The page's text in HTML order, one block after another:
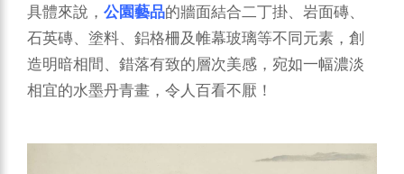
具體來說， 公園藝品的牆面結合二丁掛、岩面磚、
石英磚、塗料、鋁格柵及帷幕玻璃等不同元素，創
造明暗相間、錯落有致的層次美感，宛如一幅濃淡
相宜的水墨丹青畫，令人百看不厭！